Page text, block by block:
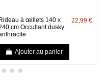
Rideau à œillets 140 x
cm Occultant dusky
22,99 €
Ajouter au panier